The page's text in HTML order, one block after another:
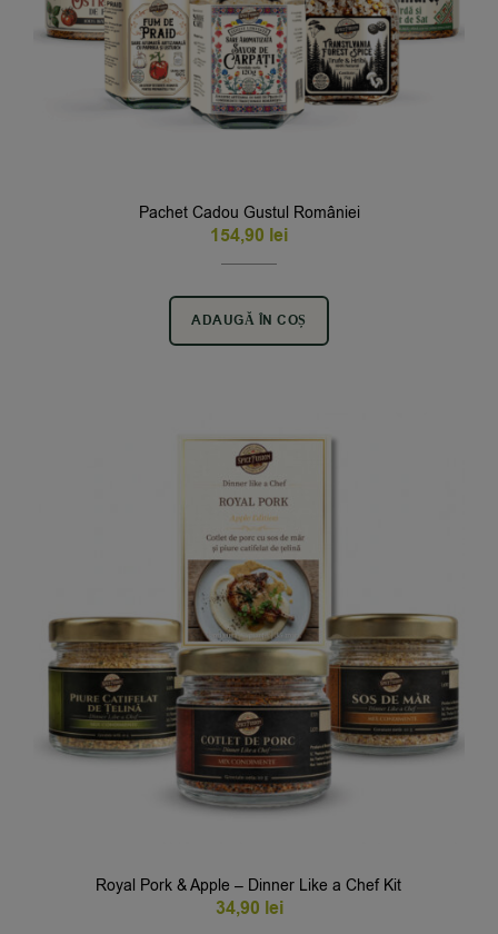
Pachet Cadou Gustul României
154,90 lei
ADAUGĂ ÎN COȘ
Royal Pork & Apple – Dinner Like a Chef Kit
34,90 lei